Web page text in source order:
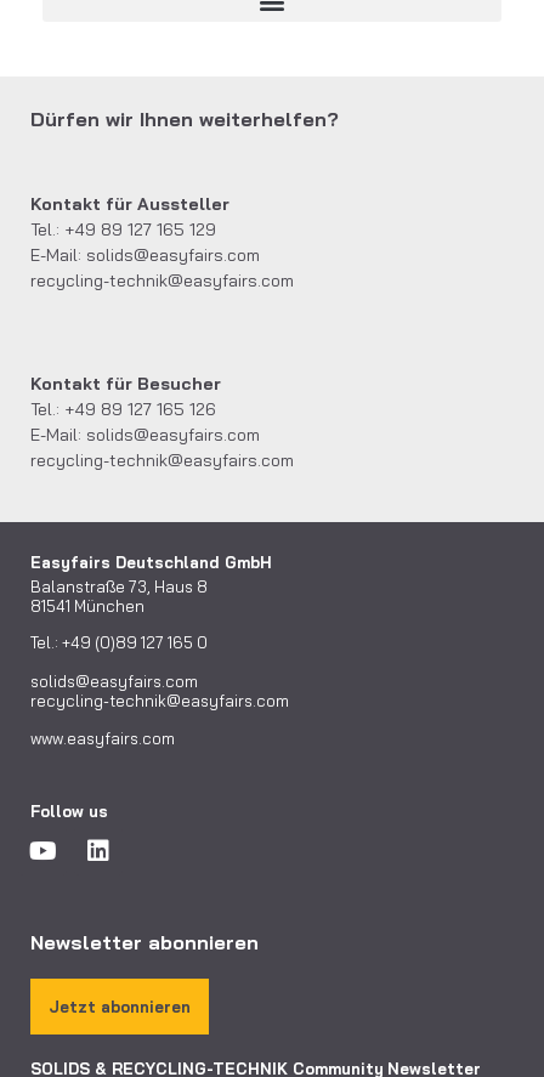
Dürfen wir Ihnen weiterhelfen?
Kontakt für Aussteller
Tel.: +49 89 127 165 129
E-Mail: solids@easyfairs.com
recycling-technik@easyfairs.com
Kontakt für Besucher
Tel.: +49 89 127 165 126
E-Mail: solids@easyfairs.com
recycling-technik@easyfairs.com
Easyfairs Deutschland GmbH
Balanstraße 73, Haus 8
81541 München
Tel.: +49 (0)89 127 165 0
solids@easyfairs.com
recycling-technik@easyfairs.com
www.easyfairs.com
Follow us
Newsletter abonnieren
Jetzt abonnieren
SOLIDS & RECYCLING-TECHNIK Community Newsletter